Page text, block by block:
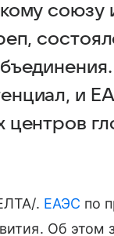
союзу
и
центров
. ЕАЭС по
Об